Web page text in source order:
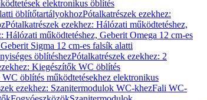
elektronikus öblítés
öblítőtartályokhozPótalkatrészek ezekhez:
Pótalkatrészek ezekhez: Hálózati működtetéshez,
Hálózati működtetéshez, Geberit Omega 12 cm-es
Sigma 12 cm-es falsík alatti
öblítéshezPótalkatrészek ezekhez: 2
Kiegészítők WC öblítés
WC öblítés működtetésekhez elektronikus
ezekhez: Szanitermodulok WC-khezFali WC-